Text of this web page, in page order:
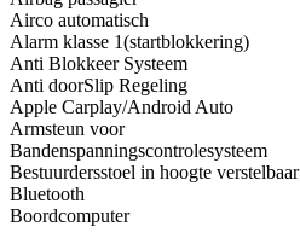
Airco automatisch
Alarm klasse 1(startblokkering)
Anti Blokkeer Systeem
Anti doorSlip Regeling
Apple Carplay/Android Auto
Armsteun voor
Bandenspanningscontrolesysteem
Bestuurdersstoel in hoogte verstelbaar
Bluetooth
Boordcomputer